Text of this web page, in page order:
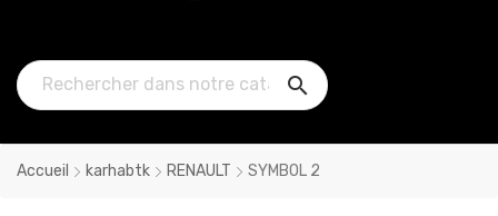

Accueil karhabtk RENAULT SYMBOL 2